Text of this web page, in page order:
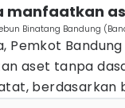
manfaatkan
Binatang Bandung
Pemkot
aset tanpa
berdasarkan